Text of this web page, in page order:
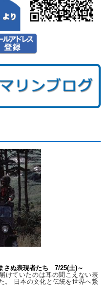
さぬ表現者たち 7/25(土)～
けていたのは耳の聞こえない表
。 日本の文化と伝統を世界へ繋